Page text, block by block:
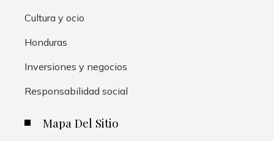
Cultura y ocio
Honduras
Inversiones y negocios
Responsabilidad social
Mapa Del Sitio